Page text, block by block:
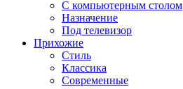
С компьютерным столом
Назначение
Под телевизор
Прихожие
Стиль
Классика
Современные